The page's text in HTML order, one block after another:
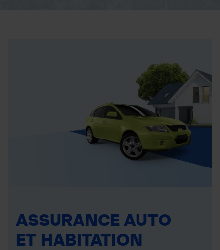
ASSURANCE AUTO
ET HABITATION